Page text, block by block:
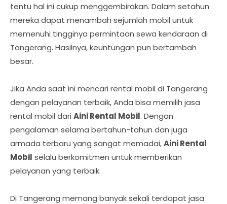
tentu hal ini cukup menggembirakan. Dalam setahun
mereka dapat menambah sejumlah mobil untuk
memenuhi tingginya permintaan sewa kendaraan di
Tangerang. Hasilnya, keuntungan pun bertambah
besar.
Jika Anda saat ini mencari rental mobil di Tangerang
dengan pelayanan terbaik, Anda bisa memilih jasa
rental mobil dari Aini Rental Mobil. Dengan
pengalaman selama bertahun-tahun dan juga
armada terbaru yang sangat memadai,Aini Rental
Mobil selalu berkomitmen untuk memberikan
pelayanan yang terbaik.
Di Tangerang memang banyak sekali terdapat jasa